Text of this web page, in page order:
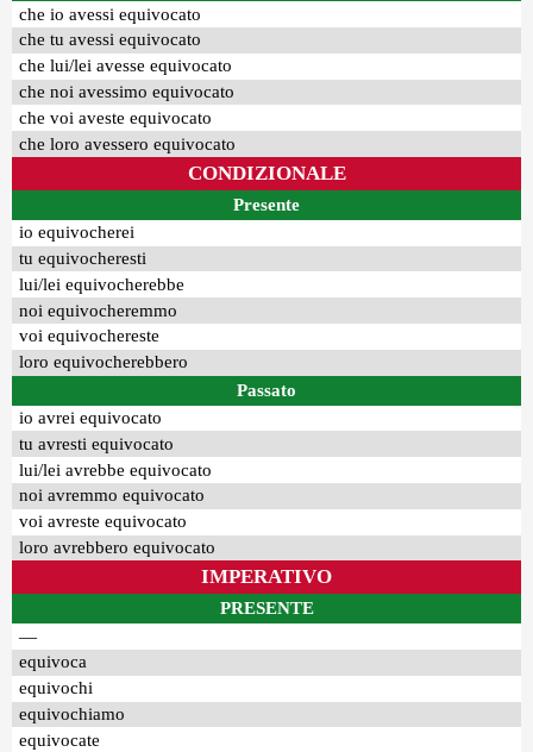
che io avessi equivocato
che tu avessi equivocato
che lui/lei avesse equivocato
che noi avessimo equivocato
che voi aveste equivocato
che loro avessero equivocato
CONDIZIONALE
Presente
io equivocherei
tu equivocheresti
lui/lei equivocherebbe
noi equivocheremmo
voi equivochereste
loro equivocherebbero
Passato
io avrei equivocato
tu avresti equivocato
lui/lei avrebbe equivocato
noi avremmo equivocato
voi avreste equivocato
loro avrebbero equivocato
IMPERATIVO
PRESENTE
—
equivoca
equivochi
equivochiamo
equivocate